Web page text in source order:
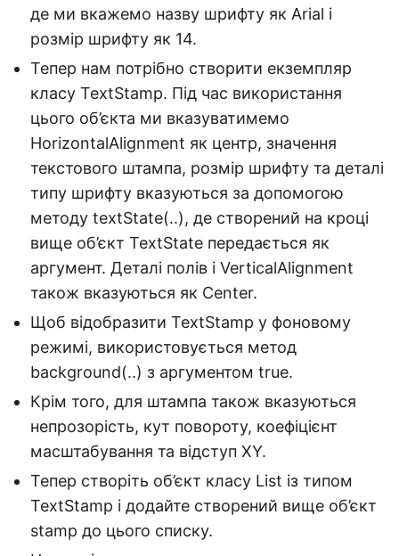
де ми вкажемо назву шрифту як Arial і
розмір шрифту як 14.
Тепер нам потрібно створити екземпляр
класу TextStamp. Під час використання
цього об’єкта ми вказуватимемо
HorizontalAlignment як центр, значення
текстового штампа, розмір шрифту та деталі
типу шрифту вказуються за допомогою
методу textState(..), де створений на кроці
вище об’єкт TextState передається як
аргумент. Деталі полів і VerticalAlignment
також вказуються як Center.
Щоб відобразити TextStamp у фоновому
режимі, використовується метод
background(..) з аргументом true.
Крім того, для штампа також вказуються
непрозорість, кут повороту, коефіцієнт
масштабування та відступ XY.
Тепер створіть об’єкт класу List із типом
TextStamp і додайте створений вище об’єкт
stamp до цього списку.